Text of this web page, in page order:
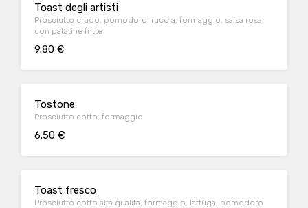
Toast degli artisti
Prosciutto crudo, pomodoro, rucola, formaggio, salsa rosa
con patatine fritte
9.80 €
Tostone
Prosciutto cotto, formaggio
6.50 €
Toast fresco
Prosciutto cotto alta qualità, formaggio, lattuga, pomodoro